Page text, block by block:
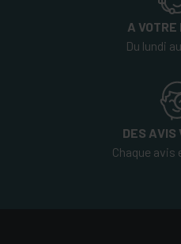
A VOTRE
Du lundi
DES AVIS
Chaque